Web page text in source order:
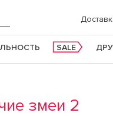
SALE
змеи 2